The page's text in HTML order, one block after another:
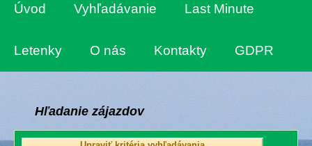
Úvod Vyhľadávanie Last Minute
Letenky O nás Kontakty GDPR
Hľadanie zájazdov